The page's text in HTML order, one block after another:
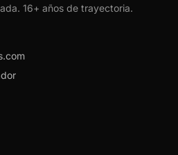
16+ años de trayectoria.